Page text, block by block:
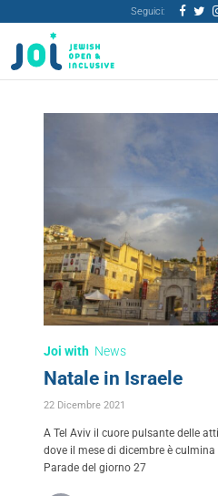
Seguici:
Joi with News
Natale in Israele
22 Dicembre 2021
A Tel Aviv il cuore pulsante delle
dove il mese di dicembre è
Parade del giorno 27